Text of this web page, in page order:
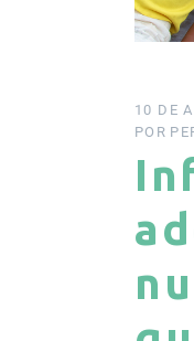
10 DE
POR